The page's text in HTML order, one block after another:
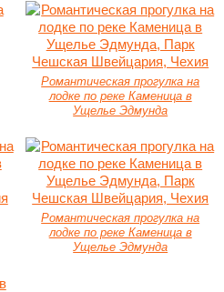
Романтическая прогулка на
лодке по реке Каменица в
Ущелье Эдмунда
Романтическая прогулка на
лодке по реке Каменица в
Ущелье Эдмунда